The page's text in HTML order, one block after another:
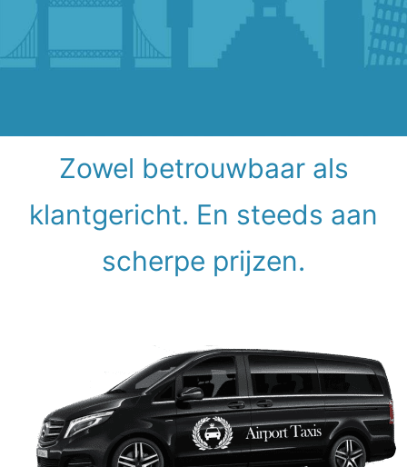
Zowel betrouwbaar als
klantgericht. En steeds aan
scherpe prijzen.